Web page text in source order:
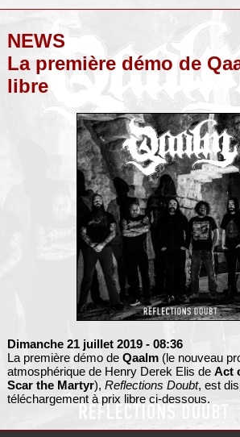
NEWS
La première démo de
libre
Dimanche 21 juillet 2019 - 08:36
La première démo de Qaalm(le nouveau
atmosphérique de Henry Derek Elis de Act
Scar the Martyr), Reflections Doubt, est
téléchargement à prix libre ci-dessous.